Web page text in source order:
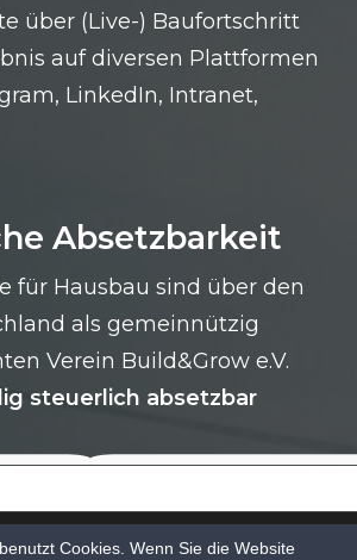
über (Live-) Baufortschritt
auf diversen Plattformen
LinkedIn, Intranet,
Absetzbarkeit
für Hausbau sind über den
als gemeinnützig
Verein Build&Grow e.V.
steuerlich absetzbar
e.V.. Impressum Datenschutzerklärung
Cookies. Wenn Sie die Website